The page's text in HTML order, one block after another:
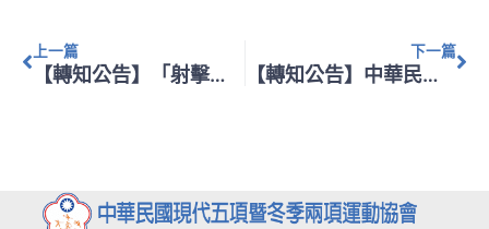
上一篇
【轉知公告】「射擊運動槍枝彈藥管理辦法」部分條文修正
下一篇
【轉知公告】中華民國運動總會辦理 「「112 年教練暨裁判增能進修研習會（第14梯次）」